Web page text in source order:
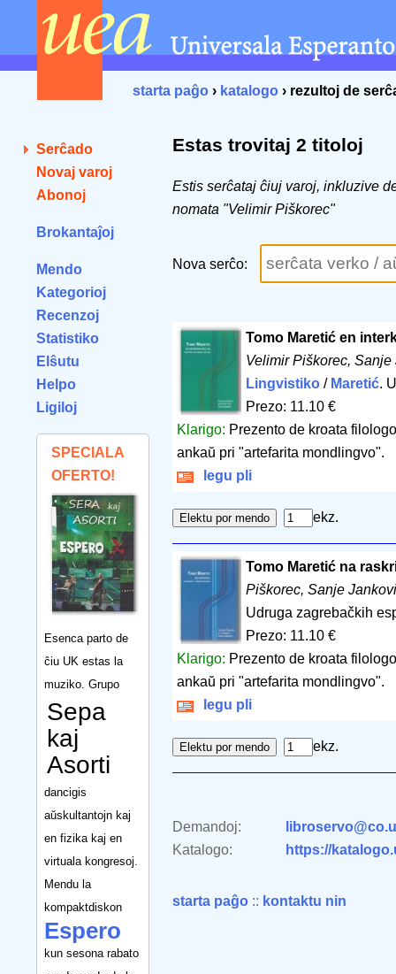
starta paĝo › katalogo › rezultoj de
Serĉado
Novaj varoj
Abonoj
Brokantaĵoj
Mendo
Kategorioj
Recenzoj
Statistiko
Elŝutu
Helpo
Ligiloj
SPECIALA
OFERTO!
Esenca parto de
ĉiu UK estas la
muziko. Grupo
Sepa
kaj
Asorti
dancigis
aŭskultantojn kaj
en fizika kaj en
virtuala kongresoj.
Mendu la
kompaktdiskon
Espero
kun sesona rabato
Estas trovitaj 2 titoloj
Estis serĉataj ĉiuj varoj, inkluzive
nomata "Velimir Piškorec"
Nova serĉo:
Tomo Maretić en
Velimir Piškorec, Sanje
Lingvistiko/ Maretić.
Prezo: 11.10 €
Klarigo: Prezento de kroata
ankaŭ pri "artefarita mondlingvo".
legu pli
ekz.
Tomo Maretić na
Piškorec, Sanje
Udruga zagrebačkih
Prezo: 11.10 €
Klarigo: Prezento de kroata
ankaŭ pri "artefarita mondlingvo".
legu pli
ekz.
Demandoj:
Katalogo:
https://
starta paĝo :: kontaktu nin